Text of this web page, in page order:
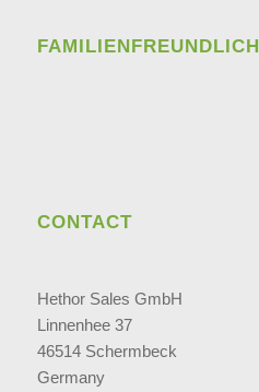
FAMILIENFREUNDLICH
CONTACT
Hethor Sales GmbH
Linnenhee 37
46514 Schermbeck
Germany